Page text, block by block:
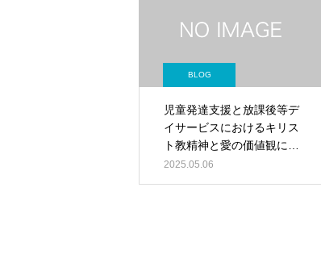
BLOG
児童発達支援と放課後等デ
イサービスにおけるキリス
ト教精神と愛の価値観によ
る無限の可能性
2025.05.06